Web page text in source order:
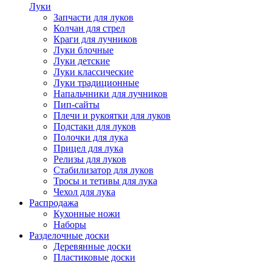
Луки
Запчасти для луков
Колчан для стрел
Краги для лучников
Луки блочные
Луки детские
Луки классические
Луки традиционные
Напальчники для лучников
Пип-сайты
Плечи и рукоятки для луков
Подстаки для луков
Полочки для лука
Прицел для лука
Релизы для луков
Стабилизатор для луков
Тросы и тетивы для лука
Чехол для лука
Распродажа
Кухонные ножи
Наборы
Разделочные доски
Деревянные доски
Пластиковые доски